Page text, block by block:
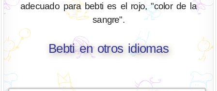
adecuado para bebti es el rojo, "color de la
sangre".
Bebti en otros idiomas